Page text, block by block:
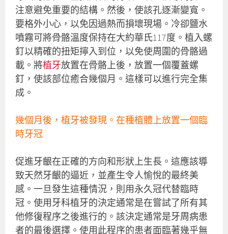
注意避免重要的結構。然後，使該孔逐漸變寬。
要格外小心，以免因過熱而損壞現場。冷卻鹽水
噴霧可將骨骼溫度保持在大約華氏117度。植入螺
釘以精確的扭矩擰入到位，以免使周圍的骨骼過
載。將植牙放置在骨骼上後，放置一個覆蓋螺
釘，使該部位癒合幾個月。這樣可以進行完全集
成。
幾個月後，植牙被發現。在種植體上放置一個臨
時牙冠
促進牙齦在正確的方向和形狀上生長。這應該導
致天然牙齦的逼近，並產生令人愉悅的最終美
感。一旦發生這種情況，則用永久冠代替臨時
冠。使用牙科植牙的決定通常是在嘗試了所有其
他修復程序之後進行的。該決定通常是牙周病患
者的最後選擇。使用此程序的患者面臨著幾乎無